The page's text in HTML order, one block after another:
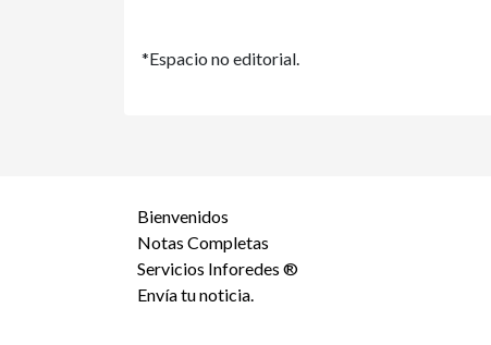
*Espacio no editorial.
Bienvenidos
Notas Completas
Servicios Inforedes ®
Envía tu noticia.